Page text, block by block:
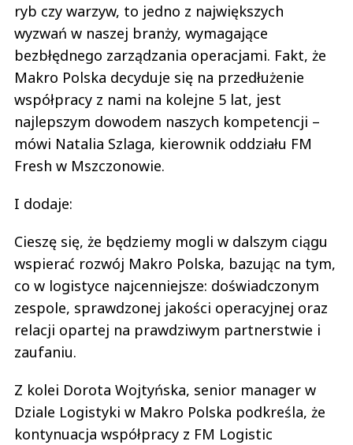
ryb czy warzyw, to jedno z największych
wyzwań w naszej branży, wymagające
bezbłędnego zarządzania operacjami. Fakt, że
Makro Polska decyduje się na przedłużenie
współpracy z nami na kolejne 5 lat, jest
najlepszym dowodem naszych kompetencji –
mówi Natalia Szlaga, kierownik oddziału FM
Fresh w Mszczonowie.
I dodaje:
Cieszę się, że będziemy mogli w dalszym ciągu
wspierać rozwój Makro Polska, bazując na tym,
co w logistyce najcenniejsze: doświadczonym
zespole, sprawdzonej jakości operacyjnej oraz
relacji opartej na prawdziwym partnerstwie i
zaufaniu.
Z kolei Dorota Wojtyńska, senior manager w
Dziale Logistyki w Makro Polska podkreśla, że
kontynuacja współpracy z FM Logistic